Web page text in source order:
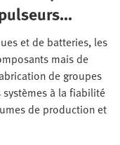
et de batteries, les
mais de
de groupes
à la fiabilité
de production et